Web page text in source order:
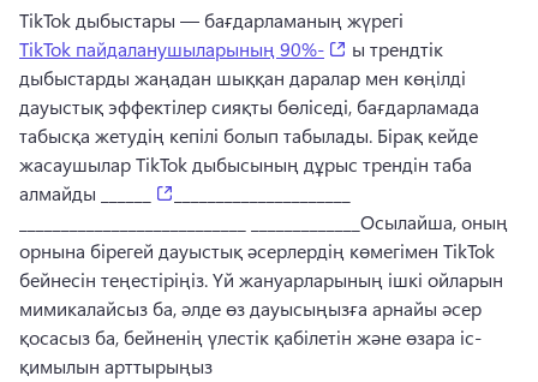
TikTok дыбыстары — бағдарламаның жүрегі
TikTok пайдаланушыларының 90%-
(opens in a new tab)
ы трендтік
дыбыстарды жаңадан шыққан даралар мен көңілді
дауыстық эффектілер сияқты бөліседі, бағдарламада
табысқа жетудің кепілі болып табылады. Бірақ кейде
жасаушылар TikTok дыбысының дұрыс трендін таба
алмайды ______
Осылайша, оның
орнына бірегей дауыстық әсерлердің көмегімен TikTok
бейнесін теңестіріңіз. Үй жануарларының ішкі ойларын
мимикалайсыз ба, әлде өз дауысыңызға арнайы әсер
қосасыз ба, бейненің үлестік қабілетін және өзара іс-
қимылын арттырыңыз